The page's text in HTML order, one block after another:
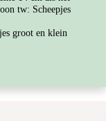
tw: Scheepjes
groot en klein